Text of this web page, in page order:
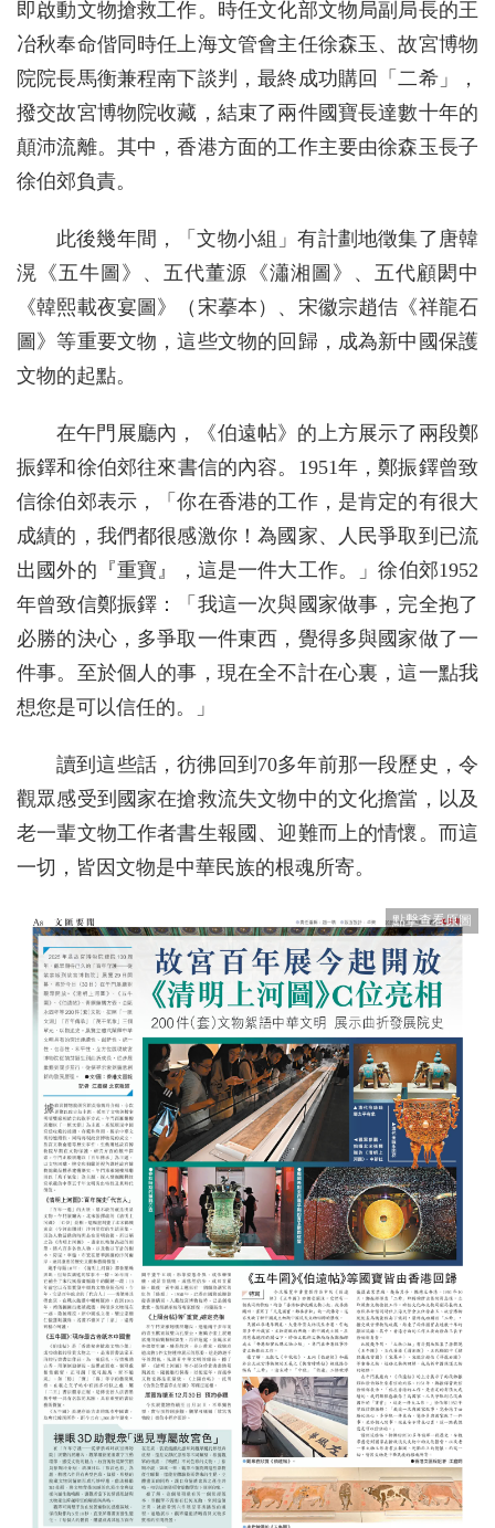
即啟動文物搶救工作。時任文化部文物局副局長的王
冶秋奉命偕同時任上海文管會主任徐森玉、故宮博物
院院長馬衡兼程南下談判，最終成功購回「二希」，
撥交故宮博物院收藏，結束了兩件國寶長達數十年的
顛沛流離。其中，香港方面的工作主要由徐森玉長子
徐伯郊負責。
此後幾年間，「文物小組」有計劃地徵集了唐韓
滉《五牛圖》、五代董源《瀟湘圖》、五代顧閎中
《韓熙載夜宴圖》（宋摹本）、宋徽宗趙佶《祥龍石
圖》等重要文物，這些文物的回歸，成為新中國保護
文物的起點。
在午門展廳內，《伯遠帖》的上方展示了兩段鄭
振鐸和徐伯郊往來書信的內容。1951年，鄭振鐸曾致
信徐伯郊表示，「你在香港的工作，是肯定的有很大
成績的，我們都很感激你！為國家、人民爭取到已流
出國外的『重寶』，這是一件大工作。」徐伯郊1952
年曾致信鄭振鐸：「我這一次與國家做事，完全抱了
必勝的決心，多爭取一件東西，覺得多與國家做了一
件事。至於個人的事，現在全不計在心裏，這一點我
想您是可以信任的。」
讀到這些話，彷彿回到70多年前那一段歷史，令
觀眾感受到國家在搶救流失文物中的文化擔當，以及
老一輩文物工作者書生報國、迎難而上的情懷。而這
一切，皆因文物是中華民族的根魂所寄。